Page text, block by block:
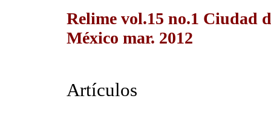
Relime vol.15 no.1 Ciudad
México mar. 2012
Artículos